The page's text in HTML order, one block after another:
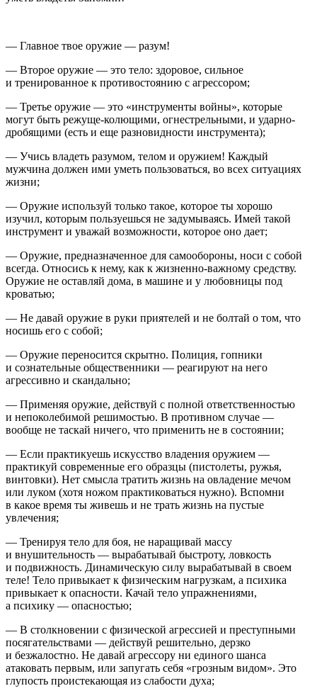
— Главное твое оружие — разум!
— Второе оружие — это тело: здоровое, сильное
и тренированное к противостоянию с агрессором;
— Третье оружие — это «инструменты войны», которые
могут быть режуще-колющими, огнестрельными, и ударно-
дробящими (есть и еще разновидности инструмента);
— Учись владеть разумом, телом и оружием! Каждый
мужчина должен ими уметь пользоваться, во всех ситуациях
жизни;
— Оружие используй только такое, которое ты хорошо
изучил, которым пользуешься не задумываясь. Имей такой
инструмент и уважай возможности, которое оно дает;
— Оружие, предназначенное для самообороны, носи с собой
всегда. Относись к нему, как к жизненно-важному средству.
Оружие не оставляй дома, в машине и у любовницы под
кроватью;
— Не давай оружие в руки приятелей и не болтай о том, что
носишь его с собой;
— Оружие переносится скрытно. Полиция, гопники
и сознательные общественники — реагируют на него
агрессивно и скандально;
— Применяя оружие, действуй с полной ответственностью
и непоколебимой решимостью. В противном случае —
вообще не таскай ничего, что применить не в состоянии;
— Если практикуешь искусство владения оружием —
практикуй современные его образцы (пистолеты, ружья,
винтовки). Нет смысла тратить жизнь на овладение мечом
или луком (хотя ножом практиковаться нужно). Вспомни
в какое время ты живешь и не трать жизнь на пустые
увлечения;
— Тренируя тело для боя, не наращивай массу
и внушительность — вырабатывай быстроту, ловкость
и подвижность. Динамическую силу вырабатывай в своем
теле! Тело привыкает к физическим нагрузкам, а психика
привыкает к опасности. Качай тело упражнениями,
а психику — опасностью;
— В столкновении с физической агрессией и преступными
посягательствами — действуй решительно, дерзко
и безжалостно. Не давай агрессору ни единого шанса
атаковать первым, или запугать себя «грозным видом». Это
глупость проистекающая из слабости духа;